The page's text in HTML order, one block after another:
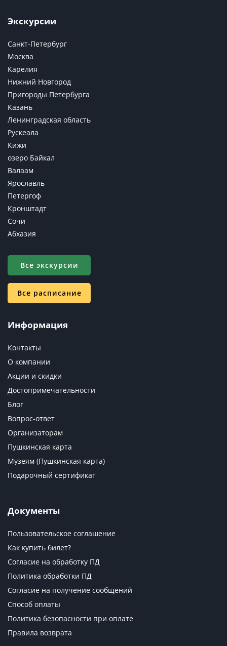
Экскурсии
Санкт-Петербург
Москва
Карелия
Нижний Новгород
Пригороды Петербурга
Казань
Ленинградская область
Рускеала
Кижи
озеро Байкал
Валаам
Ярославль
Петергоф
Кронштадт
Сочи
Абхазия
Все экскурсии
Все расписание
Информация
Контакты
О компании
Акции и скидки
Достопримечательности
Блог
Вопрос-ответ
Организаторам
Пушкинская карта
Музеям (Пушкинская карта)
Подарочный сертификат
Документы
Пользовательское соглашение
Как купить билет?
Согласие на обработку ПД
Политика обработки ПД
Согласие на получение сообщений
Способ оплаты
Политика безопасности при оплате
Правила возврата